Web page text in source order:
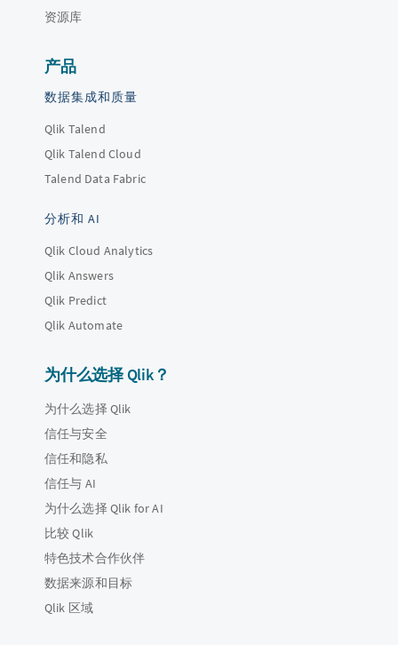
资源库
产品
数据集成和质量
Qlik Talend
Qlik Talend Cloud
Talend Data Fabric
分析和 AI
Qlik Cloud Analytics
Qlik Answers
Qlik Predict
Qlik Automate
为什么选择 Qlik？
为什么选择 Qlik
信任与安全
信任和隐私
信任与 AI
为什么选择 Qlik for AI
比较 Qlik
特色技术合作伙伴
数据来源和目标
Qlik 区域